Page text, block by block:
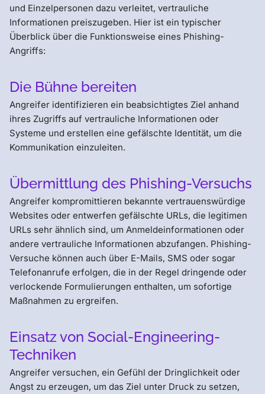
und Einzelpersonen dazu verleitet, vertrauliche
Informationen preiszugeben. Hier ist ein typischer
Überblick über die Funktionsweise eines Phishing-
Angriffs:
Die Bühne bereiten
Angreifer identifizieren ein beabsichtigtes Ziel anhand
ihres Zugriffs auf vertrauliche Informationen oder
Systeme und erstellen eine gefälschte Identität, um die
Kommunikation einzuleiten.
Übermittlung des Phishing-Versuchs
Angreifer kompromittieren bekannte vertrauenswürdige
Websites oder entwerfen gefälschte URLs, die legitimen
URLs sehr ähnlich sind, um Anmeldeinformationen oder
andere vertrauliche Informationen abzufangen. Phishing-
Versuche können auch über E-Mails, SMS oder sogar
Telefonanrufe erfolgen, die in der Regel dringende oder
verlockende Formulierungen enthalten, um sofortige
Maßnahmen zu ergreifen.
Einsatz von Social-Engineering-
Techniken
Angreifer versuchen, ein Gefühl der Dringlichkeit oder
Angst zu erzeugen, um das Ziel unter Druck zu setzen,